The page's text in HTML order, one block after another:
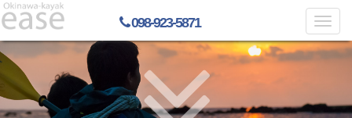
098-923-5871